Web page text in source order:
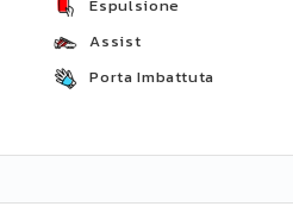
Espulsione
Assist
Porta Imbattuta